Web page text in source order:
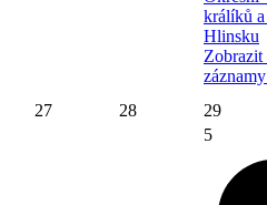
králíků
Hlinsku
Zobrazit
27 28 29
5